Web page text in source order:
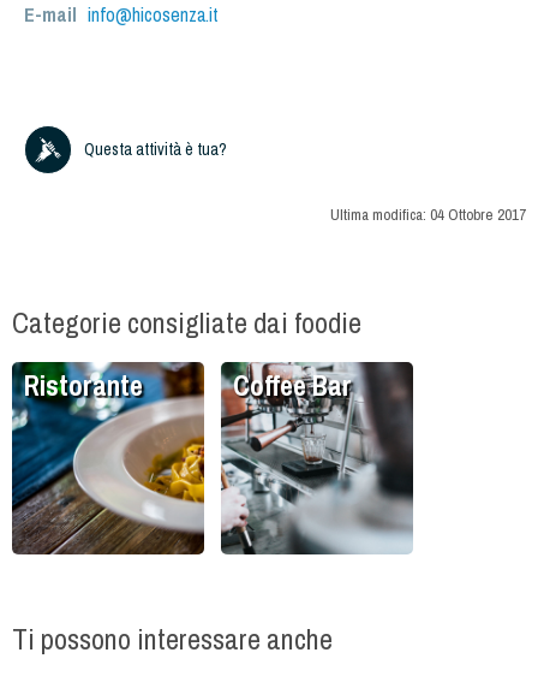
E-mail info@hicosenza.it
Questa attività è tua?
Ultima modifica: 04 Ottobre 2017
Categorie consigliate dai foodie
Ristorante Coffee Bar
Ti possono interessare anche